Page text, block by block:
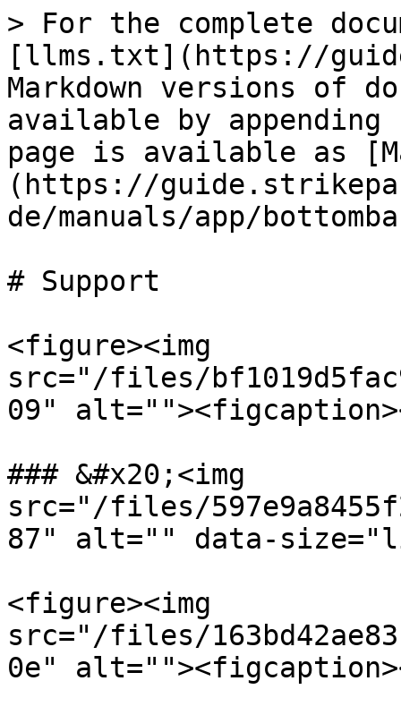
> For the complete
[llms.txt](https://
Markdown versions of
available by
page is available as
(https://
de/manuals/app/
# Support
<figure><img
src="/files/
09"
### &#x20;<img
src="/files/
87" alt="" data-
<figure><img
src="/files/
0e"